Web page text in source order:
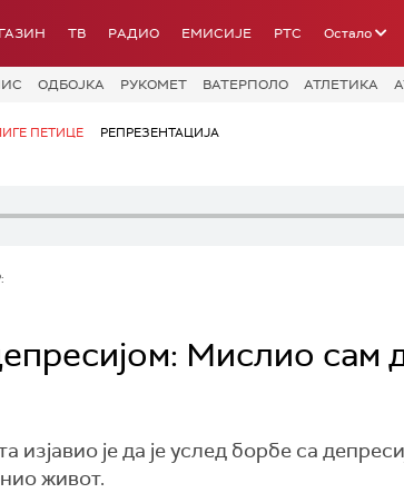
ТВ РАДИО ЕМИСИЈЕ РТС Остало
ОДБОЈКА РУКОМЕТ ВАТЕРПОЛО АТЛЕТИКА
ПЕТИЦЕ РЕПРЕЗЕНТАЦИЈА
Мислио сам
је да је услед борбе са
живот.